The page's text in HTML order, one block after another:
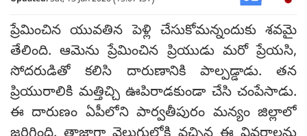
ప్రేమించిన యువతిన పెళ్లి చేసుకోమన్నందుకు శవమై
తేలింది. ఆమెను ప్రేమించిన ప్రియుడు మరో ప్రేయసి,
సోదరుడితో కలిసి దారుణానికి పాల్పడ్డాడు. తన
ప్రియురాలికి మత్తిచ్చి ఊపిరాడకుండా చేసి చంపేసాడు.
ఈ దారుణం ఏపీలోని పార్వతీపురం మన్యం జిల్లాలో